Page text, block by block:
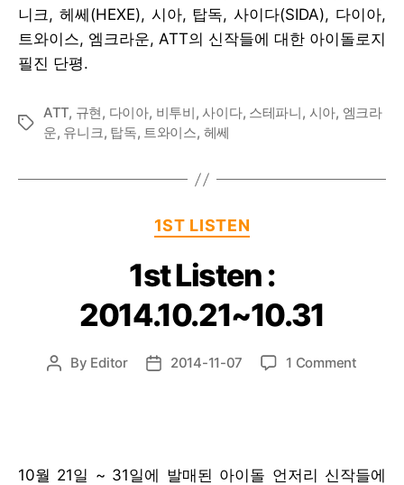
니크, 헤쎄(HEXE), 시아, 탑독, 사이다(SIDA), 다이아,
트와이스, 엠크라운, ATT의 신작들에 대한 아이돌로지
필진 단평.
Tags
ATT, 규현, 다이아, 비투비,사이다, 스테파니, 시아, 엠크라
운, 유니크, 탑독, 트와이스, 헤쎄
Categories
1ST LISTEN
1st Listen :
2014.10.21~10.31
Post
By Editor
Post2014-11-07 1 Commenton
10월 21일 ~ 31일에 발매된 아이돌 언저리 신작들에